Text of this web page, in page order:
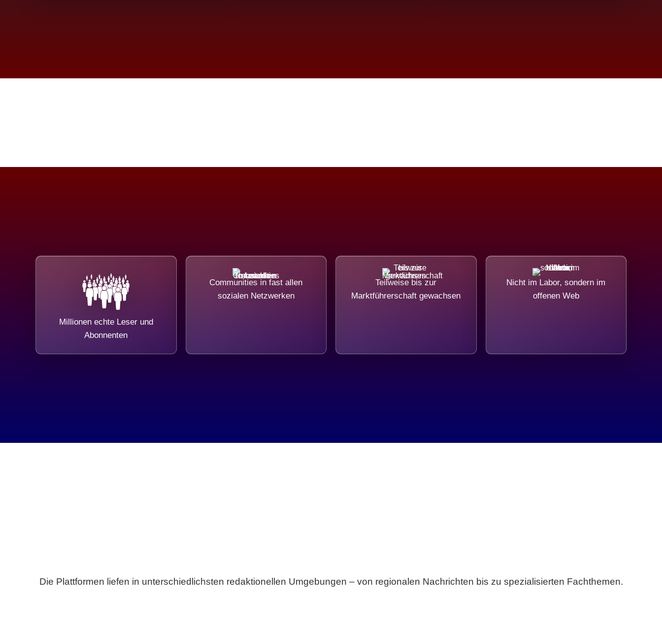
Millionen echte Leser und
Abonnenten
Communities in fast allen
sozialen Netzwerken
Teilweise bis zur
Marktführerschaft gewachsen
Nicht im Labor, sondern im
offenen Web
Die Plattformen liefen in unterschiedlichsten redaktionellen Umgebungen – von regionalen Nachrichten bis zu spezialisierten Fachthemen.